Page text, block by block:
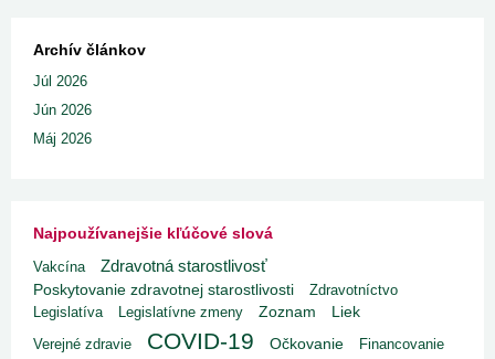
Archív článkov
Júl 2026
Jún 2026
Máj 2026
Najpoužívanejšie kľúčové slová
Vakcína Zdravotná starostlivosť
Poskytovanie zdravotnej starostlivosti
Zdravotníctvo
Legislatíva
Legislatívne zmeny Zoznam Liek
Verejné zdravie COVID-19 Očkovanie
Financovanie